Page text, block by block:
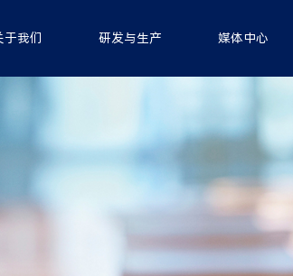
于我们 研发与生产 媒体中心